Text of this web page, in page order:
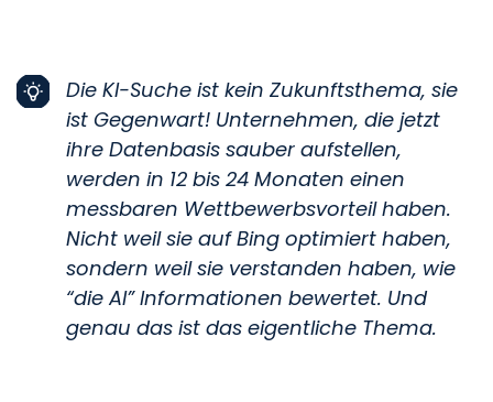
Die KI-Suche ist kein Zukunftsthema, sie
ist Gegenwart! Unternehmen, die jetzt
ihre Datenbasis sauber aufstellen,
werden in 12 bis 24 Monaten einen
messbaren Wettbewerbsvorteil haben.
Nicht weil sie auf Bing optimiert haben,
sondern weil sie verstanden haben, wie
“die AI” Informationen bewertet. Und
genau das ist das eigentliche Thema.